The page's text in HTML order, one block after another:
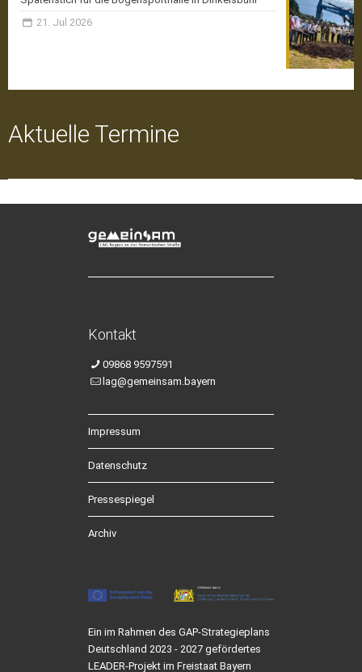
21. Jul 2026
Aktuelle Termine
Kontakt
09868 9597591
lag@gemeinsam.bayern
Impressum
Datenschutz
Pressespiegel
Archiv
Ein im Rahmen des GAP-Strategieplans
Deutschland 2023 - 2027 gefördertes
LEADER-Projekt im Freistaat Bayern